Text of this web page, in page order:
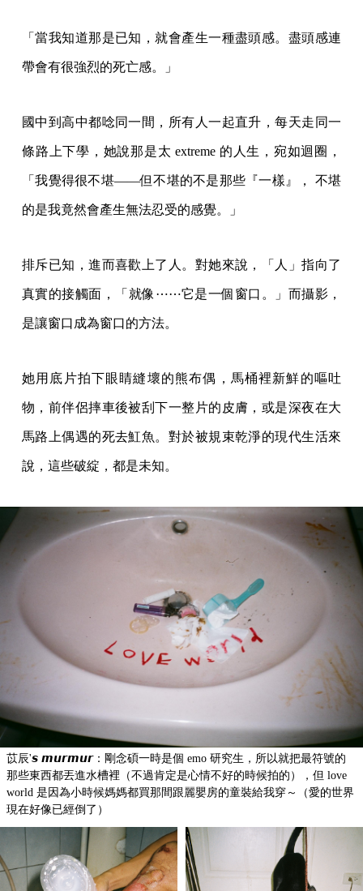
「當我知道那是已知，就會產生一種盡頭感。盡頭感連
帶會有很強烈的死亡感。」
國中到高中都唸同一間，所有人一起直升，每天走同一
條路上下學，她說那是太 extreme 的人生，宛如迴圈，
「我覺得很不堪——但不堪的不是那些『一樣』， 不堪
的是我竟然會產生無法忍受的感覺。」
排斥已知，進而喜歡上了人。對她來說，「人」指向了
真實的接觸面，「就像⋯⋯它是一個窗口。」而攝影，
是讓窗口成為窗口的方法。
她用底片拍下眼睛縫壞的熊布偶，馬桶裡新鮮的嘔吐
物，前伴侶摔車後被刮下一整片的皮膚，或是深夜在大
馬路上偶遇的死去魟魚。對於被規束乾淨的現代生活來
說，這些破綻，都是未知。
苡辰'𝙨 𝙢𝙪𝙧𝙢𝙪𝙧：剛念碩一時是個 emo 研究生，所以就把最符號的
那些東西都丟進水槽裡（不過肯定是心情不好的時候拍的），但 love
world 是因為小時候媽媽都買那間跟麗嬰房的童裝給我穿～（愛的世界
現在好像已經倒了）